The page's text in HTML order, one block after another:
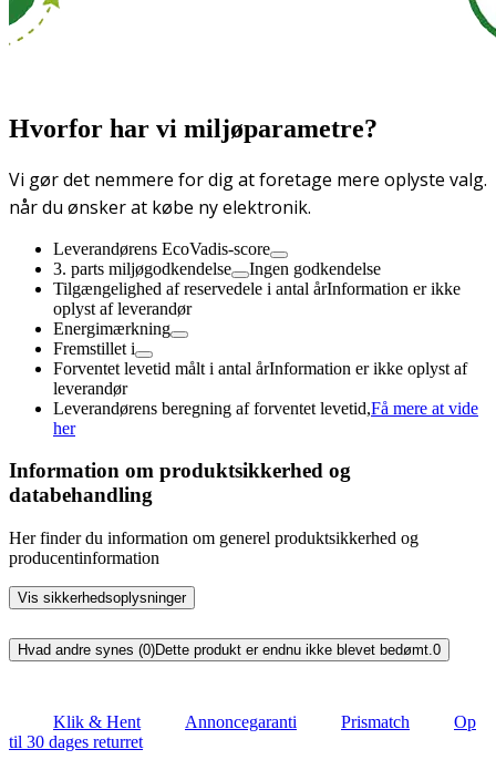
Hvorfor har vi miljøparametre?
Vi gør det nemmere for dig at foretage mere oplyste valg.
når du ønsker at købe ny elektronik.
Leverandørens EcoVadis-score
3. parts miljøgodkendelse
Ingen godkendelse
Tilgængelighed af reservedele i antal årInformation er ikke
oplyst af leverandør
Energimærkning
Fremstillet i
Forventet levetid målt i antal årInformation er ikke oplyst af
leverandør
Leverandørens beregning af forventet levetid,Få mere at vide
her
Information om produktsikkerhed og
databehandling
Her finder du information om generel produktsikkerhed og
producentinformation
Vis sikkerhedsoplysninger
Hvad andre synes (0)Dette produkt er endnu ikke blevet bedømt. 0
Klik & Hent Annoncegaranti Prismatch
Op
til 30 dages returret